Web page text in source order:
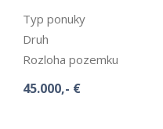
Typ ponuky
Druh
Rozloha pozemku
45.000,- €